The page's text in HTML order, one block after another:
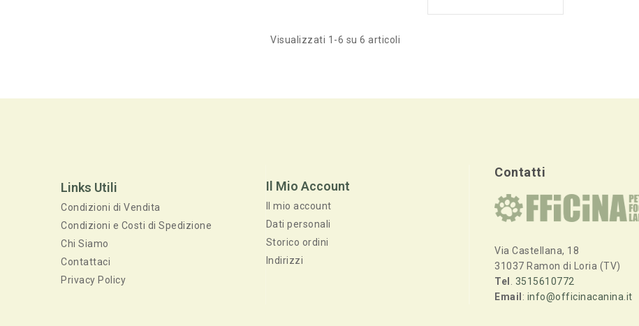
Visualizzati 1-6 su 6 articoli
Links Utili
Condizioni di Vendita
Condizioni e Costi di Spedizione
Chi Siamo
Contattaci
Privacy Policy
Il Mio Account
Il mio account
Dati personali
Storico ordini
Indirizzi
Contatti
Via Castellana, 18
31037 Ramon di Loria (TV)
Tel
3515610772
Email : info@officinacanina.it